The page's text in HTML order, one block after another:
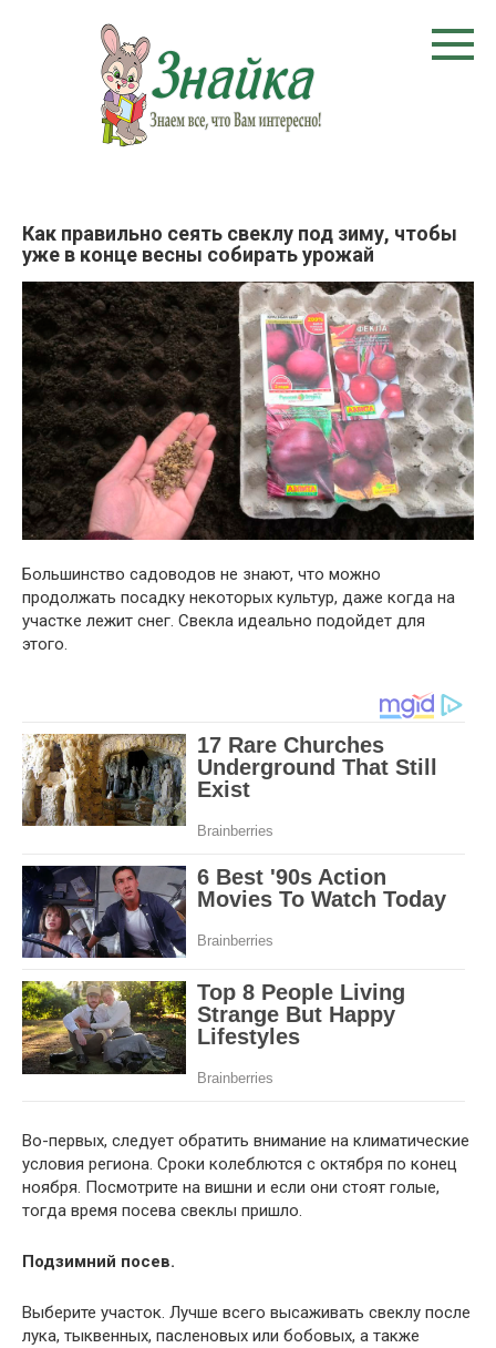
Как правильно сеять свеклу под зиму, чтобы
уже в конце весны собирать урожай
Большинство садоводов не знают, что можно
продолжать посадку некоторых культур, даже когда на
участке лежит снег. Свекла идеально подойдет для
этого.
Во-первых, следует обратить внимание на климатические
условия региона. Сроки колеблются с октября по конец
ноября. Посмотрите на вишни и если они стоят голые,
тогда время посева свеклы пришло.
Подзимний посев.
Выберите участок. Лучше всего высаживать свеклу после
лука, тыквенных, пасленовых или бобовых, а также